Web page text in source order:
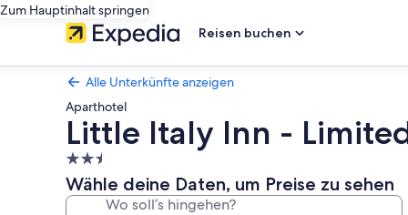
Zum Hauptinhalt springen
Reisen buchen
Alle Unterkünfte anzeigen
Aparthotel
Little Italy Inn -
2.5-
Sterne-
Unterkunft
Wähle deine Daten, um Preise zu sehen
Wo soll’s hingehen?